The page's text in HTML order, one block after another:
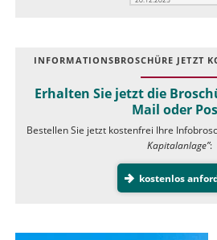
INFOR­MATIONS­BROSCHÜRE JETZT
Erhalten Sie jetzt die
Mail oder
Bestellen Sie jetzt kostenfrei Ihre
Kapitalanlage”:
kostenlos